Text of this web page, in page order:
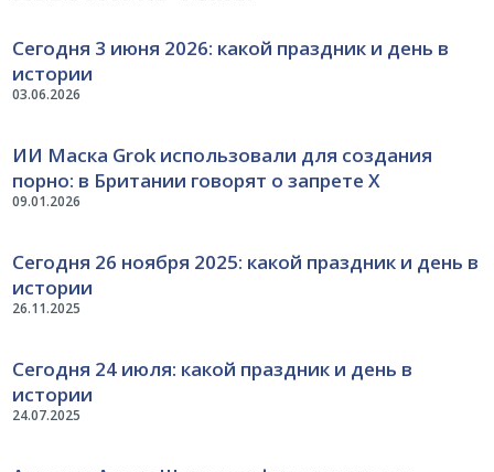
03.06.2026
Сегодня 3 июня 2026: какой праздник и день в
истории
09.01.2026
ИИ Маска Grok использовали для создания
порно: в Британии говорят о запрете Х
26.11.2025
Сегодня 26 ноября 2025: какой праздник и день в
истории
24.07.2025
Сегодня 24 июля: какой праздник и день в
истории